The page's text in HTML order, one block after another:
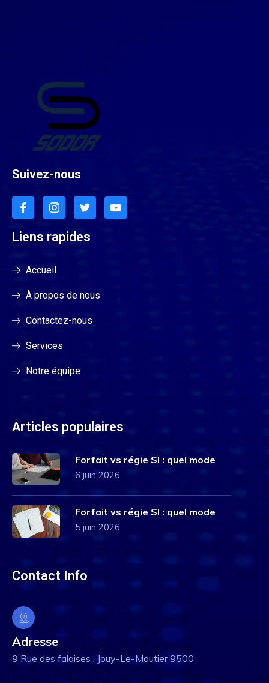
Suivez-nous
Liens rapides
Accueil
À propos de nous
Contactez-nous
Services
Notre équipe
Articles populaires
Forfait vs régie SI : quel mode
6 juin 2026
Forfait vs régie SI : quel mode
5 juin 2026
Contact Info
Adresse
9 Rue des falaises , Jouy-Le-Moutier 9500